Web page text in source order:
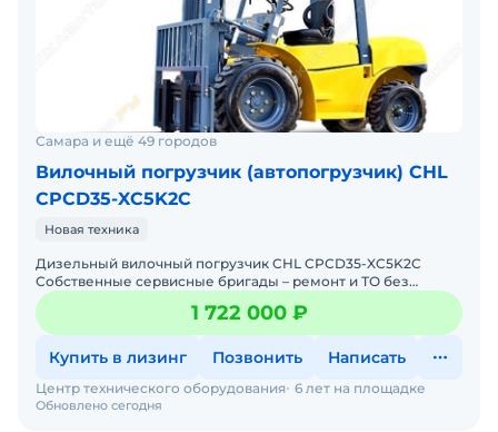
Самара и ещё 49 городов
Вилочный погрузчик (автопогрузчик) CHL
CPCD35-XC5K2C
Новая техника
Дизельный вилочный погрузчик CHL CPCD35-XC5K2C
Собственные сервисные бригады – ремонт и ТО без
простоев. Гарантия 12 месяцев + постгарантийное
обслуживание.
1 722 000 ₽
Купить в лизинг Позвонить Написать
Обновлено сегодня
Центр технического оборудования 6 лет на площадке